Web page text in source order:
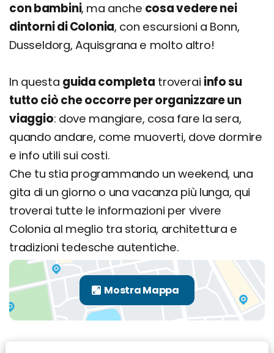
Come muoversi
Dove mangiare a Colonia e cosa: specialità e
ristoranti
migliori locali
Dove dormire a Colonia: i migliori quartieri dove
alloggiare
Vai di fretta? Ecco i nostri alloggi consigliati
Quando andare a Colonia? Info su clima e
periodo migliore
Organizza il tuo viaggio a Colonia: prezzi, offerte
e consigli
con bambini, ma anche cosa vedere nei
dintorni di Colonia, con escursioni a Bonn,
Dusseldorg, Aquisgrana e molto altro!
In questa guida completa troverai info su
tutto ciò che occorre per organizzare un
viaggio: dove mangiare, cosa fare la sera,
quando andare, come muoverti, dove dormire
e info utili sui costi.
Che tu stia programmando un weekend, una
gita di un giorno o una vacanza più lunga, qui
troverai tutte le informazioni per vivere
Colonia al meglio tra storia, architettura e
tradizioni tedesche autentiche.